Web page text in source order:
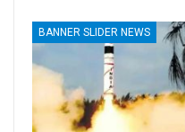
BANNER SLIDER NEWS